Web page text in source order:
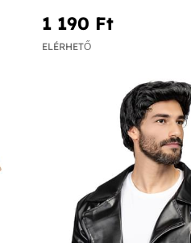
1 190 Ft‎
ELÉRHETŐ